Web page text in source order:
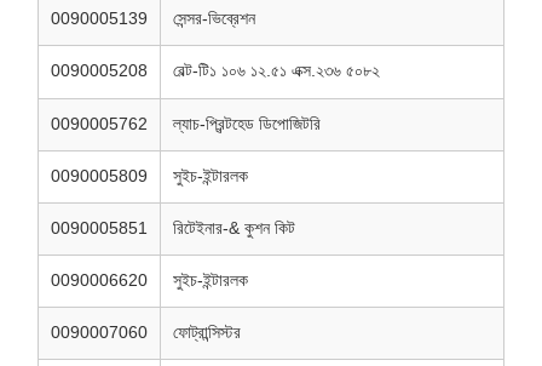
0090005139 সেন্সর-ভিব্রেশন
0090005208 বেল্ট-টি১ ১০৬ ১২.৫১ এক্স.২৩৬ ৫০৮২
0090005762 ল্যাচ-প্রিন্টহেড ডিপোজিটরি
0090005809 সুইচ-ইন্টারলক
0090005851 রিটেইনার-& কুশন কিট
0090006620 সুইচ-ইন্টারলক
0090007060 ফোট্রান্সিস্টর